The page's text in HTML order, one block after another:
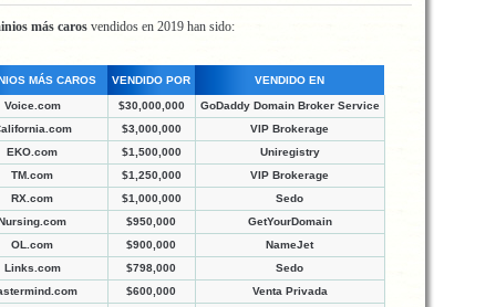
más caros vendidos en 2019 han sido:
MÁS CAROS VENDIDO POR VENDIDO EN
Voice.com $30,000,000
GoDaddy Domain Broker Service
$3,000,000
VIP Brokerage
EKO.com
$1,500,000
Uniregistry
TM.com
$1,250,000
VIP Brokerage
RX.com
$1,000,000
Sedo
$950,000
GetYourDomain
OL.com
$900,000
NameJet
Links.com
$798,000
Sedo
$600,000
Venta Privada